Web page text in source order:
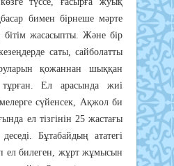
бимен бірнеше мәрте
бітім жасасыпты. Және бір
саты, сайболатты
қожаннан шыққан
Ел арасында жиі
сүйенсек, Ақжол би
ел тізгінін 25 жастағы
Бұтабайдың ататегі
ел билеген, жұрт жұмысын